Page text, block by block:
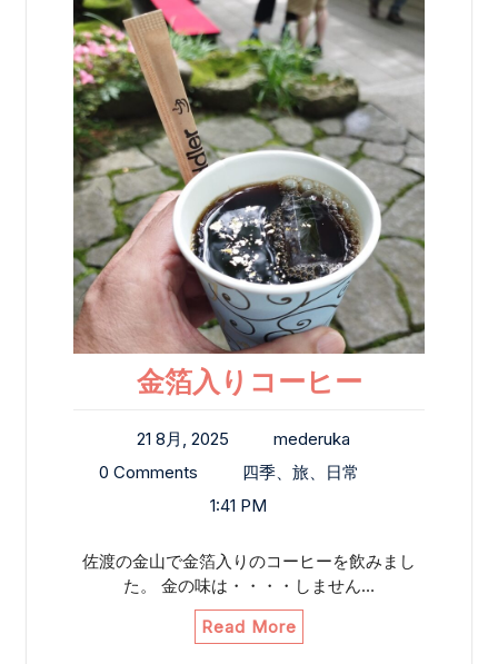
金箔入りコーヒー
21 8月, 2025
mederuka
0 Comments
四季、旅、日常
1:41 PM
佐渡の金山で金箔入りのコーヒーを飲みまし
た。 金の味は・・・・しません…
Read More